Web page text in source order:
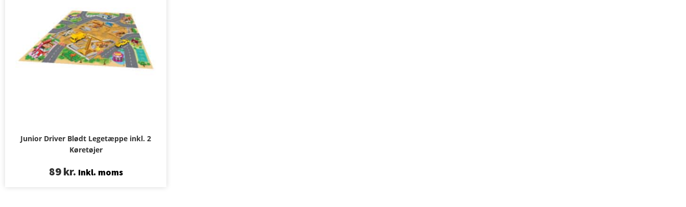
Junior Driver Blødt Legetæppe inkl. 2
Køretøjer
89kr. Inkl. moms